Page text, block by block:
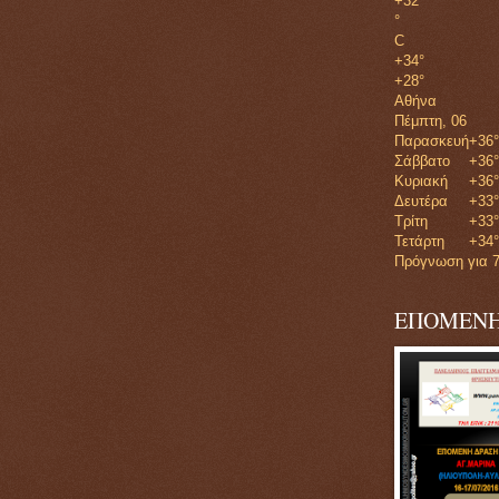
°
C
+34°
+28°
Αθήνα
Πέμπτη, 06
Παρασκευή+36°
Σάββατο
+36°
Κυριακή
+36°
Δευτέρα
+33°
Τρίτη
+33°
Τετάρτη
+34°
Πρόγνωση για